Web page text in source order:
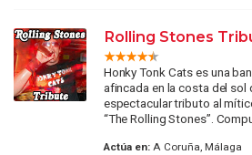
Rolling Stones
Honky Tonk Cats es una
afincada en la costa del sol
espectacular tributo al
“The Rolling Stones”.
Actúa en:A Coruña, Málaga